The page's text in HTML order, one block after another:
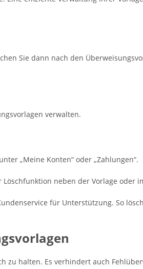
Sie dann nach den
verwalten.
„Meine Konten“ oder „Zahlungen“.
neben der Vorlage oder
für Unterstützung. So
zu halten. Es verhindert auch